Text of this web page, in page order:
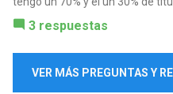
3 respuestas
VER MÁS PREGUNTAS Y